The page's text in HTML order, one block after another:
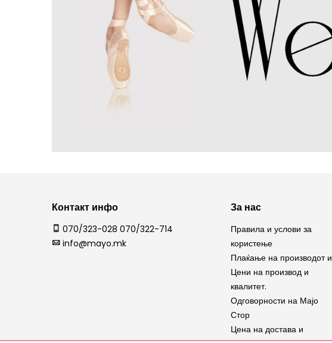
Контакт инфо
070/323-028 070/322-714
info@mayo.mk
За нас
Правила и услови за
користење
Плаќање на производот и
Цени на производ и
квалитет.
Одговорности на Мајо
Стор
Цена на достава и